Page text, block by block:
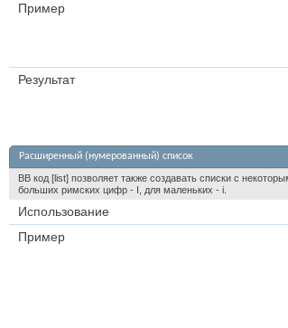
Пример
Результат
Расширенный (нумерованный) список
BB код [list] позволяет также создавать списки с
больших римских цифр - I, для маленьких - i.
Использование
Пример